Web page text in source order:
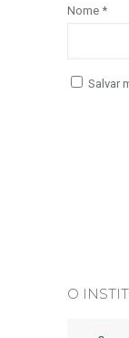
Nome *
Salvar
O